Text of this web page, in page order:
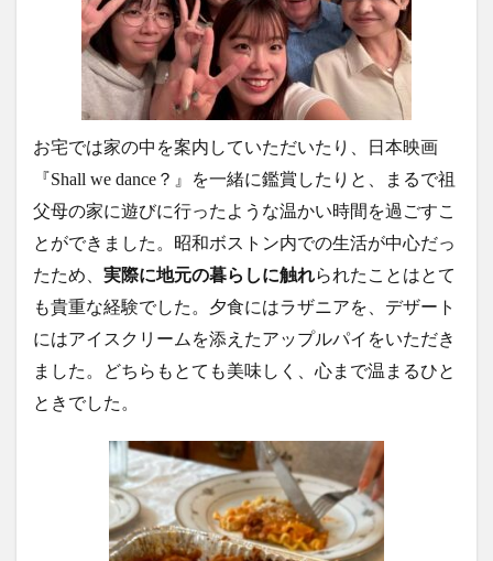
お宅では家の中を案内していただいたり、日本映画
『Shall we dance？』を一緒に鑑賞したりと、まるで祖
父母の家に遊びに行ったような温かい時間を過ごすこ
とができました。昭和ボストン内での生活が中心だっ
たため、 実際に地元の暮らしに触れられたことはとて
も貴重な経験でした。 夕食にはラザニアを、デザート
にはアイスクリームを添えたアップルパイをいただき
ました。どちらもとても美味しく、心まで温まるひと
ときでした。